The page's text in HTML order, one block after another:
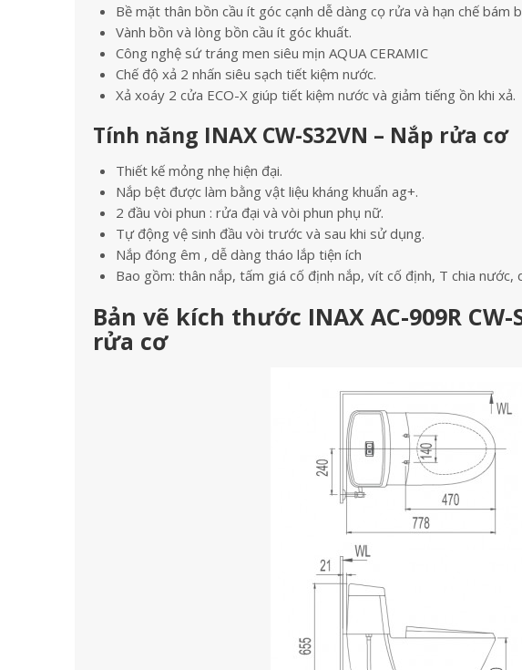
Bề mặt thân bồn cầu ít góc cạnh dễ dàng cọ rửa và hạn chế bám
Vành bồn và lòng bồn cầu ít góc khuất.
Công nghệ sứ tráng men siêu mịn AQUA CERAMIC
Chế độ xả 2 nhấn siêu sạch tiết kiệm nước.
Xả xoáy 2 cửa ECO-X giúp tiết kiệm nước và giảm tiếng ồn khi xả.
Tính năng INAX CW-S32VN – Nắp rửa cơ
Thiết kế mỏng nhẹ hiện đại.
Nắp bệt được làm bằng vật liệu kháng khuẩn ag+.
2 đầu vòi phun : rửa đại và vòi phun phụ nữ.
Tự động vệ sinh đầu vòi trước và sau khi sử dụng.
Nắp đóng êm , dễ dàng tháo lắp tiện ích
Bao gồm: thân nắp, tấm giá cố định nắp, vít cố định, T chia
Bản vẽ kích thước INAX AC-909R
rửa cơ